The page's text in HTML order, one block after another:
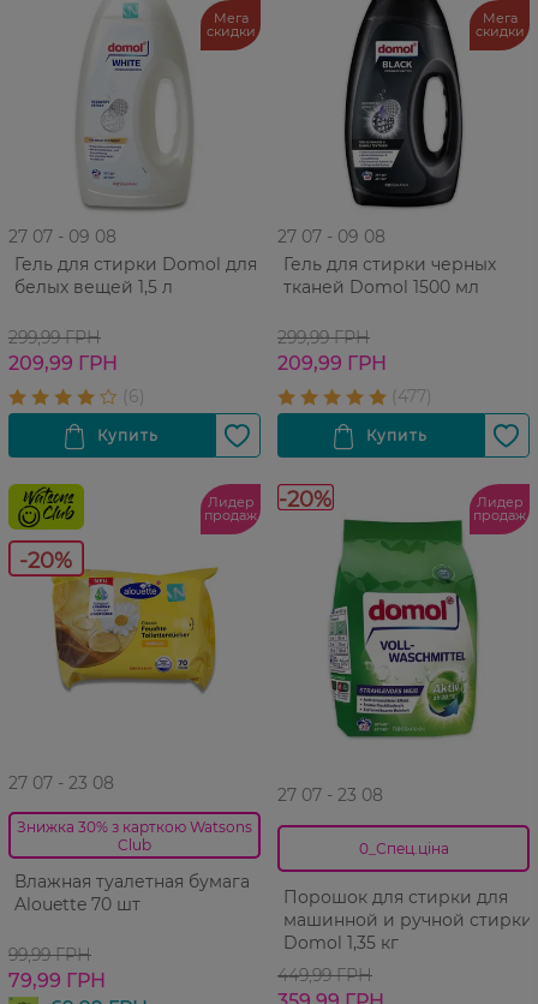
Мега
скидки
27 07 - 09 08
Гель для стирки Domol для
белых вещей 1,5 л
299,99 ГРН
209,99 ГРН
Мега
скидки
27 07 - 09 08
Гель для стирки черных
тканей Domol 1500 мл
299,99 ГРН
209,99 ГРН
-20%
Лидер
продаж
27 07 - 23 08
Знижка 30% з карткою Watsons
Club
Влажная туалетная бумага
Alouette 70 шт
99,99 ГРН
79,99 ГРН
-20% Лидер
продаж
27 07 - 23 08
0_Спец.ціна
Порошок для стирки для
машинной и ручной стирки
Domol 1,35 кг
449,99 ГРН